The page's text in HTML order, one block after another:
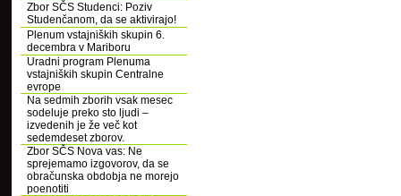
Zbor SČS Studenci: Poziv
Studenčanom, da se aktivirajo!
Plenum vstajniških skupin 6.
decembra v Mariboru
Uradni program Plenuma
vstajniških skupin Centralne
evrope
Na sedmih zborih vsak mesec
sodeluje preko sto ljudi –
izvedenih je že več kot
sedemdeset zborov.
Zbor SČS Nova vas: Ne
sprejemamo izgovorov, da se
obračunska obdobja ne morejo
poenotiti